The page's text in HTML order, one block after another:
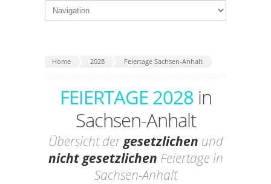
Home 2028 Feiertage Sachsen-Anhalt
FEIERTAGE 2028 in
Sachsen-Anhalt
Übersicht dergesetzlichen und
nicht gesetzlichen Feiertage in
Sachsen-Anhalt